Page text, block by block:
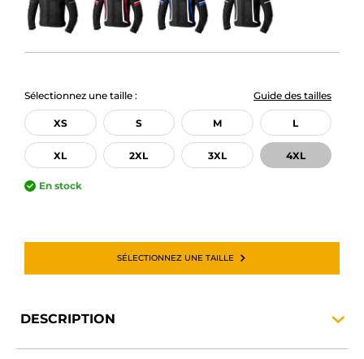
Sélectionnez une taille : Guide des tailles
XS S M L
XL 2XL 3XL 4XL
En stock
SÉLECTIONNEZ UNE TAILLE
DESCRIPTION